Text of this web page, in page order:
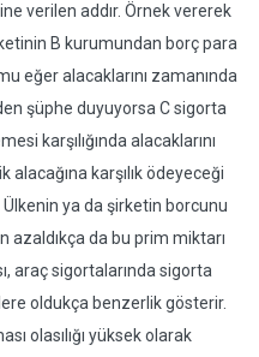
verilen addır. Örnek vererek
B kurumundan borç para
eğer alacaklarını zamanında
şüphe duyuyorsa C sigorta
karşılığında alacaklarını
karşılık ödeyeceği
Ülkenin ya da şirketin borcunu
azaldıkça da bu prim miktarı
araç sigortalarında sigorta
oldukça benzerlik gösterir.
olasılığı yüksek olarak